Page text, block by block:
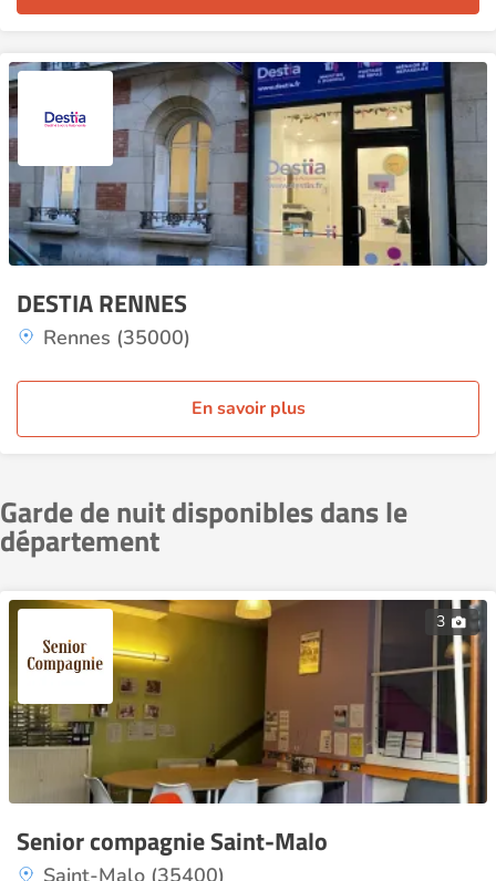
DESTIA RENNES
Rennes (35000)
En savoir plus
Garde de nuit disponibles dans le
département
3
Senior compagnie Saint-Malo
Saint-Malo (35400)